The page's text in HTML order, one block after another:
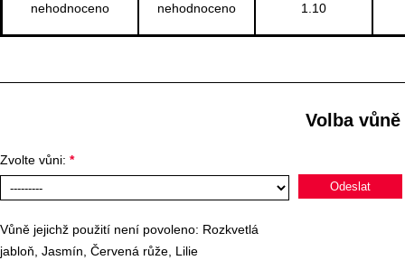
nehodnoceno nehodnoceno 1.10
Volba
Zvolte vůni: *
Vůně jejichž použití není povoleno: Rozkvetlá
jabloň, Jasmín, Červená růže, Lilie